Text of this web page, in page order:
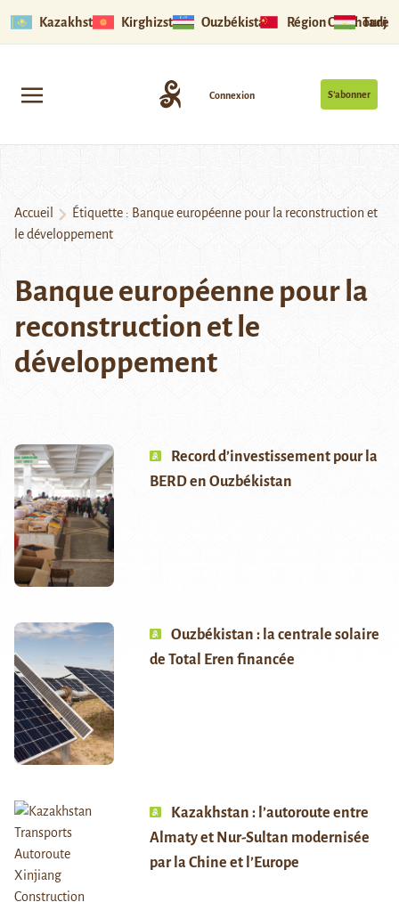
Kazakhstan Kirghizstan Ouzbékistan Région Ouïghoure
S’abonner
Connexion
Accueil Étiquette : Banque européenne pour la reconstruction et
le développement
Banque européenne pour la
reconstruction et le
développement
Record d’investissement pour la
BERD en Ouzbékistan
Ouzbékistan : la centrale solaire
de Total Eren financée
Kazakhstan : l’autoroute entre
Almaty et Nur-Sultan modernisée
par la Chine et l’Europe